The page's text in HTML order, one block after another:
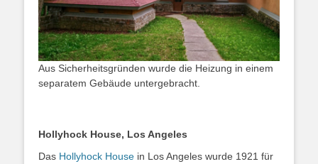
Aus Sicherheitsgründen wurde die Heizung in einem
separatem Gebäude untergebracht.
Hollyhock House, Los Angeles
Das Hollyhock House in Los Angeles wurde 1921 für